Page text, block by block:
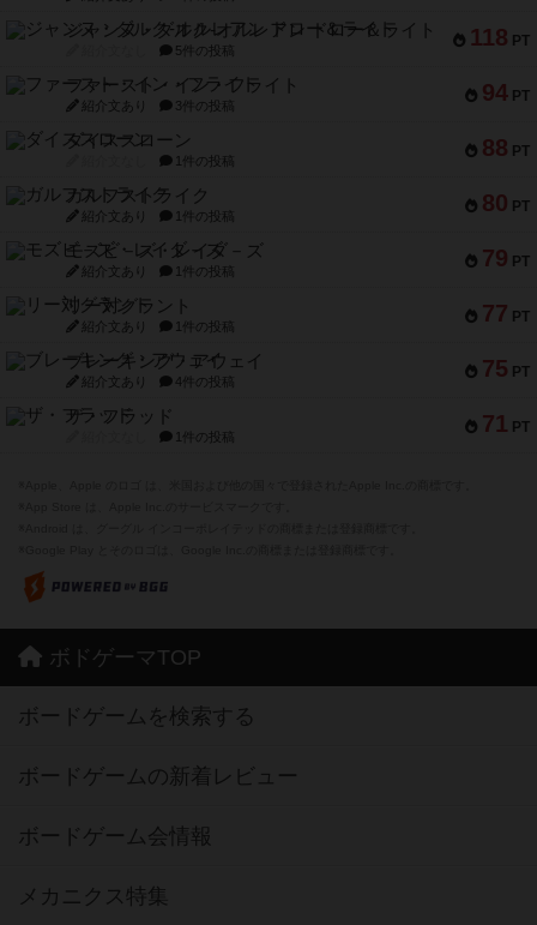
118 PT
ジャンヌ・ダルク-オルレアン ドロー＆ライト
5件の投稿
94 PT
ファースト・イン・フライト
紹介文あり 3件の投稿
88 PT
ダイススローン
1件の投稿
80 PT
ガルフストライク
紹介文あり 1件の投稿
79 PT
モズビ－ズ・レイダ－ズ
紹介文あり 1件の投稿
77 PT
リー対グラント
紹介文あり 1件の投稿
75 PT
ブレーキング・アウェイ
紹介文あり 4件の投稿
71 PT
ザ・フラッド
1件の投稿
ボドゲーマTOP
ボードゲームを検索する
ボードゲームの新着レビュー
ボードゲーム会情報
メカニクス特集